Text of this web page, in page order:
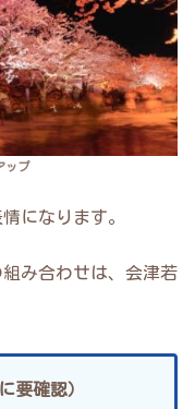
ップ
になります。
組み合わせは、会津若
要確認）